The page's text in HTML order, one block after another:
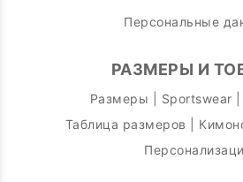
Персональные
РАЗМЕРЫ И
Размеры | Sportswear |
Таблица размеров |